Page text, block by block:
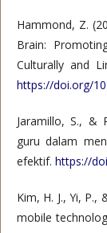
Hammond, Z.
Brain:
Culturally and
https://doi.org/
Jaramillo, S., &
guru dalam
efektif. https://
Kim, H. J., Yi, P.,
mobile